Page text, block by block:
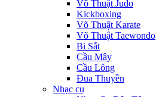
Võ Thuật Judo
Kickboxing
Võ Thuật Karate
Võ Thuật Taewondo
Bi Sắt
Cầu Mây
Cầu Lông
Đua Thuyền
Nhạc cụ